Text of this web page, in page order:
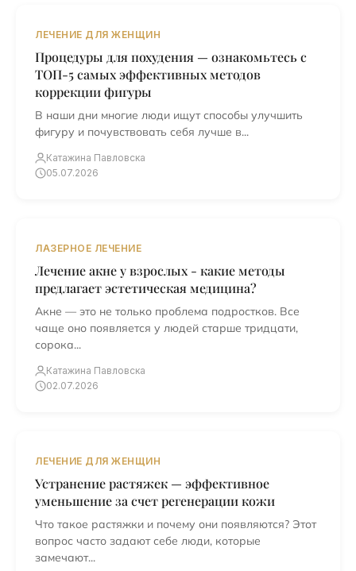
ЛЕЧЕНИЕ ДЛЯ ЖЕНЩИН
Процедуры для похудения — ознакомьтесь с
ТОП-5 самых эффективных методов
коррекции фигуры
В наши дни многие люди ищут способы улучшить
фигуру и почувствовать себя лучше в...
Катажина Павловска
05.07.2026
ЛАЗЕРНОЕ ЛЕЧЕНИЕ
Лечение акне у взрослых - какие методы
предлагает эстетическая медицина?
Акне — это не только проблема подростков. Все
чаще оно появляется у людей старше тридцати,
сорока...
Катажина Павловска
02.07.2026
ЛЕЧЕНИЕ ДЛЯ ЖЕНЩИН
Устранение растяжек — эффективное
уменьшение за счет регенерации кожи
Что такое растяжки и почему они появляются? Этот
вопрос часто задают себе люди, которые
замечают...